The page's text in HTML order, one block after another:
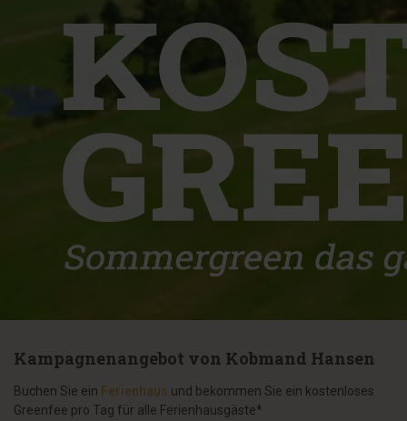
Kampagnenangebot von Kobmand Hansen
Buchen Sie ein Ferienhaus und bekommen Sie ein kostenloses
Greenfee pro Tag für alle Ferienhausgäste*